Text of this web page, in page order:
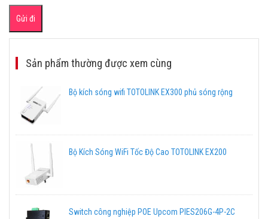
Sản phẩm thường được xem cùng
Bộ kích sóng wifi TOTOLINK EX300 phủ sóng rộng
Bộ Kích Sóng WiFi Tốc Độ Cao TOTOLINK EX200
Switch công nghiệp POE Upcom PIES206G-4P-2C